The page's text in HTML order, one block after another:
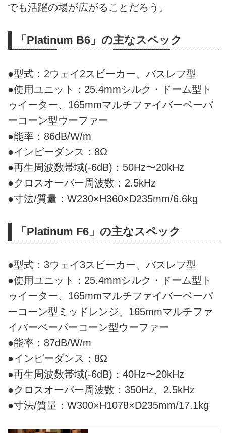
でも活躍の場が広がることだろう。
「Platinum B6」の主なスペック
●型式：2ウェイ2スピーカー、バスレフ型
●使用ユニット：25.4mmシルク・ドーム型ト
ゥイーター、165mmマルチファイバーペーパ
ーコーン型ウーファー
●能率：86dB/W/m
●インピーダンス：8Ω
●再生周波数帯域(-6dB)：50Hz〜20kHz
●クロスオーバー周波数：2.5kHz
●寸法/質量：W230×H360×D235mm/6.6kg
「Platinum F6」の主なスペック
●型式：3ウェイ3スピーカー、バスレフ型
●使用ユニット：25.4mmシルク・ドーム型ト
ゥイーター、165mmマルチファイバーペーパ
ーコーン型ミッドレンジ、165mmマルチファ
イバーペーパーコーン型ウーファー
●能率：87dB/W/m
●インピーダンス：8Ω
●再生周波数帯域(-6dB)：40Hz〜20kHz
●クロスオーバー周波数：350Hz、2.5kHz
●寸法/質量：W300×H1078×D235mm/17.1kg